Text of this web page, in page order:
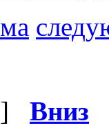
] Вниз